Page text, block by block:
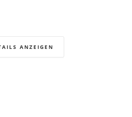
ANZEIGEN